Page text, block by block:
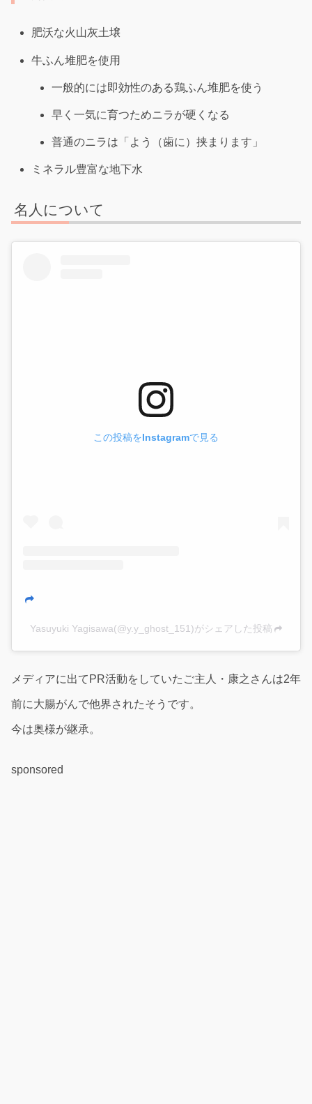
肥沃な火山灰土壌
牛ふん堆肥を使用
一般的には即効性のある鶏ふん堆肥を使う
早く一気に育つためニラが硬くなる
普通のニラは「よう（歯に）挟まります」
ミネラル豊富な地下水
名人について
この投稿をInstagramで見る
Yasuyuki Yagisawa(@y.y_ghost_151)がシェアした投稿
メディアに出てPR活動をしていたご主人・康之さんは2年
前に大腸がんで他界されたそうです。
今は奥様が継承。
sponsored